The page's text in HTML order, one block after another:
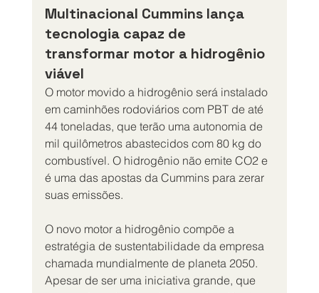
Multinacional Cummins lança
tecnologia capaz de
transformar motor a hidrogênio
viável
O motor movido a hidrogênio será instalado
em caminhões rodoviários com PBT de até
44 toneladas, que terão uma autonomia de
mil quilômetros abastecidos com 80 kg do
combustível. O hidrogênio não emite CO2 e
é uma das apostas da Cummins para zerar
suas emissões.
O novo motor a hidrogênio compõe a
estratégia de sustentabilidade da empresa
chamada mundialmente de planeta 2050.
Apesar de ser uma iniciativa grande, que